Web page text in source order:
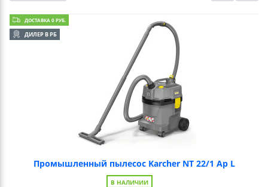
ДОСТАВКА 0 РУБ.
ДИЛЕР В РБ
Промышленный пылесос Karcher NT 22/1 Ap L
В НАЛИЧИИ